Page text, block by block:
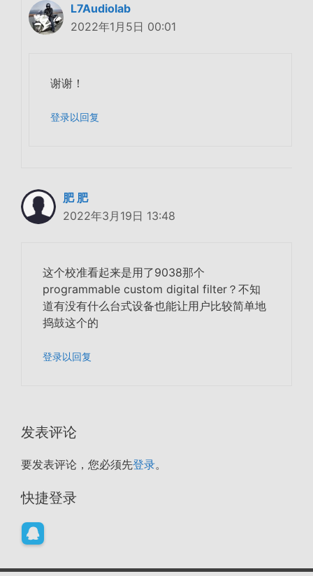
L7Audiolab
2022年1月5日 00:01
谢谢！
登录以回复
肥 肥
2022年3月19日 13:48
这个校准看起来是用了9038那个
programmable custom digital filter？不知
道有没有什么台式设备也能让用户比较简单地
捣鼓这个的
登录以回复
发表评论
要发表评论，您必须先登录。
快捷登录